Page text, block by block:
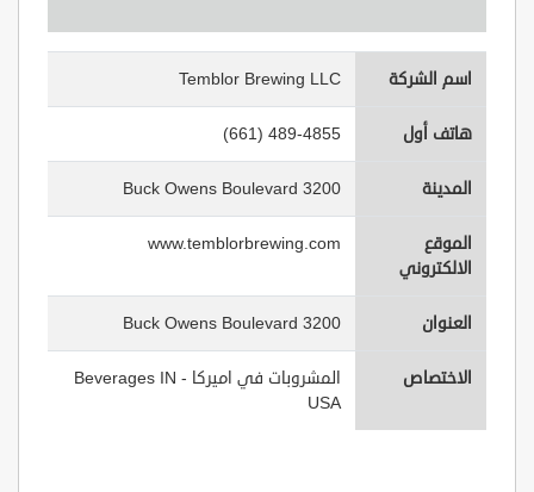
اسم الشركة Temblor Brewing LLC
هاتف أول (661) 489-4855
المدينة 3200 Buck Owens Boulevard
الموقع
الالكتروني
www.temblorbrewing.com
العنوان 3200 Buck Owens Boulevard
الاختصاص
المشروبات في اميركا - Beverages IN
USA